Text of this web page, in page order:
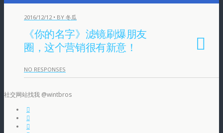
2016/12/12 • BY 冬瓜
《你的名字》滤镜刷爆朋友
圈，这个营销很有新意！
NO RESPONSES
社交网站找我 @wintbros